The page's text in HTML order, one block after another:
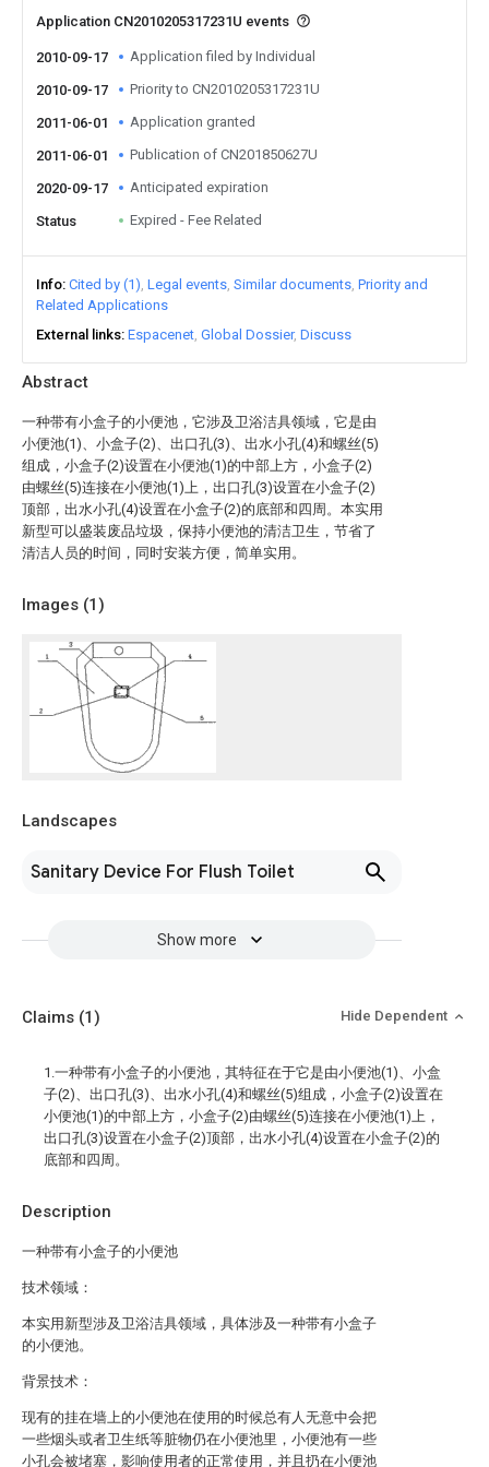
Abstract
一种带有小盒子的小便池，它涉及卫浴洁具领域，它是由
小便池(1)、小盒子(2)、出口孔(3)、出水小孔(4)和螺丝(5)
组成，小盒子(2)设置在小便池(1)的中部上方，小盒子(2)
由螺丝(5)连接在小便池(1)上，出口孔(3)设置在小盒子(2)
顶部，出水小孔(4)设置在小盒子(2)的底部和四周。本实用
新型可以盛装废品垃圾，保持小便池的清洁卫生，节省了
清洁人员的时间，同时安装方便，简单实用。
Images (1)
Landscapes
Sanitary Device For Flush Toilet
Show more
Application CN2010205317231U events
2010-09-17 Application filed by Individual
2010-09-17 Priority to CN2010205317231U
2011-06-01 Application granted
2011-06-01 Publication of CN201850627U
2020-09-17 Anticipated expiration
Status Expired - Fee Related
Info Cited by (1) Legal events Similar documents Priority and
Related Applications
External links Espacenet Global Dossier Discuss
Description
一种带有小盒子的小便池
技术领域：
本实用新型涉及卫浴洁具领域，具体涉及一种带有小盒子
的小便池。
背景技术：
现有的挂在墙上的小便池在使用的时候总有人无意中会把
一些烟头或者卫生纸等脏物仍在小便池里，小便池有一些
小孔会被堵塞，影响使用者的正常使用，并且扔在小便池
Claims (1) Hide Dependent
1.一种带有小盒子的小便池，其特征在于它是由小便池(1)、小盒
子(2)、出口孔(3)、出水小孔(4)和螺丝(5)组成，小盒子(2)设置在
小便池(1)的中部上方，小盒子(2)由螺丝(5)连接在小便池(1)上，
出口孔(3)设置在小盒子(2)顶部，出水小孔(4)设置在小盒子(2)的
底部和四周。